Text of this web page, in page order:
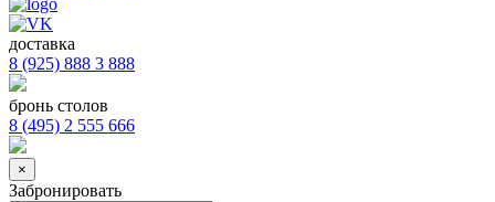
доставка
8 (925) 888 3 888
бронь столов
8 (495) 2 555 666
×
Забронировать